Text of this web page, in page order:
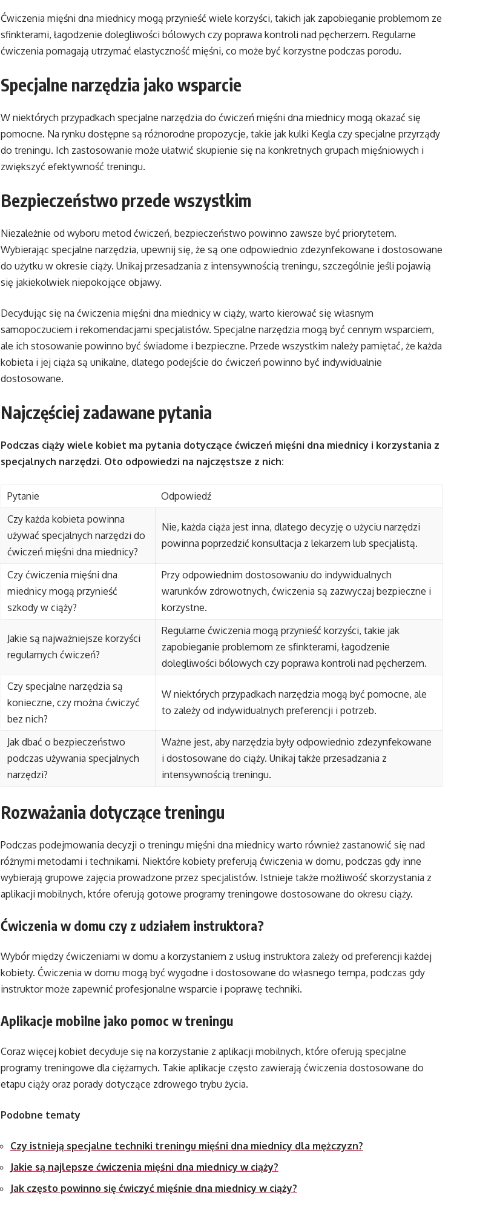
Ćwiczenia mięśni dna miednicy mogą przynieść wiele korzyści, takich jak zapobieganie problemom ze
sfinkterami, łagodzenie dolegliwości bólowych czy poprawa kontroli nad pęcherzem. Regularne
ćwiczenia pomagają utrzymać elastyczność mięśni, co może być korzystne podczas porodu.
Specjalne narzędzia jako wsparcie
W niektórych przypadkach specjalne narzędzia do ćwiczeń mięśni dna miednicy mogą okazać się
pomocne. Na rynku dostępne są różnorodne propozycje, takie jak kulki Kegla czy specjalne przyrządy
do treningu. Ich zastosowanie może ułatwić skupienie się na konkretnych grupach mięśniowych i
zwiększyć efektywność treningu.
Bezpieczeństwo przede wszystkim
Niezależnie od wyboru metod ćwiczeń, bezpieczeństwo powinno zawsze być priorytetem.
Wybierając specjalne narzędzia, upewnij się, że są one odpowiednio zdezynfekowane i dostosowane
do użytku w okresie ciąży. Unikaj przesadzania z intensywnością treningu, szczególnie jeśli pojawią
się jakiekolwiek niepokojące objawy.
Decydując się na ćwiczenia mięśni dna miednicy w ciąży, warto kierować się własnym
samopoczuciem i rekomendacjami specjalistów. Specjalne narzędzia mogą być cennym wsparciem,
ale ich stosowanie powinno być świadome i bezpieczne. Przede wszystkim należy pamiętać, że każda
kobieta i jej ciąża są unikalne, dlatego podejście do ćwiczeń powinno być indywidualnie
dostosowane.
Najczęściej zadawane pytania
Podczas ciąży wiele kobiet ma pytania dotyczące ćwiczeń mięśni dna miednicy i korzystania z
specjalnych narzędzi. Oto odpowiedzi na najczęstsze z nich:
Pytanie
Odpowiedź
Czy każda kobieta powinna
używać specjalnych narzędzi do
ćwiczeń mięśni dna miednicy?
Nie, każda ciąża jest inna, dlatego decyzję o użyciu narzędzi
powinna poprzedzić konsultacja z lekarzem lub specjalistą.
Czy ćwiczenia mięśni dna
miednicy mogą przynieść
szkody w ciąży?
Przy odpowiednim dostosowaniu do indywidualnych
warunków zdrowotnych, ćwiczenia są zazwyczaj bezpieczne i
korzystne.
Jakie są najważniejsze korzyści
regularnych ćwiczeń?
Regularne ćwiczenia mogą przynieść korzyści, takie jak
zapobieganie problemom ze sfinkterami, łagodzenie
dolegliwości bólowych czy poprawa kontroli nad pęcherzem.
Czy specjalne narzędzia są
konieczne, czy można ćwiczyć
bez nich?
W niektórych przypadkach narzędzia mogą być pomocne, ale
to zależy od indywidualnych preferencji i potrzeb.
Jak dbać o bezpieczeństwo
podczas używania specjalnych
narzędzi?
Ważne jest, aby narzędzia były odpowiednio zdezynfekowane
i dostosowane do ciąży. Unikaj także przesadzania z
intensywnością treningu.
Rozważania dotyczące treningu
Podczas podejmowania decyzji o treningu mięśni dna miednicy warto również zastanowić się nad
różnymi metodami i technikami. Niektóre kobiety preferują ćwiczenia w domu, podczas gdy inne
wybierają grupowe zajęcia prowadzone przez specjalistów. Istnieje także możliwość skorzystania z
aplikacji mobilnych, które oferują gotowe programy treningowe dostosowane do okresu ciąży.
Ćwiczenia w domu czy z udziałem instruktora?
Wybór między ćwiczeniami w domu a korzystaniem z usług instruktora zależy od preferencji każdej
kobiety. Ćwiczenia w domu mogą być wygodne i dostosowane do własnego tempa, podczas gdy
instruktor może zapewnić profesjonalne wsparcie i poprawę techniki.
Aplikacje mobilne jako pomoc w treningu
Coraz więcej kobiet decyduje się na korzystanie z aplikacji mobilnych, które oferują specjalne
programy treningowe dla ciężarnych. Takie aplikacje często zawierają ćwiczenia dostosowane do
etapu ciąży oraz porady dotyczące zdrowego trybu życia.
Podobne tematy
Czy istnieją specjalne techniki treningu mięśni dna miednicy dla mężczyzn?
Jakie są najlepsze ćwiczenia mięśni dna miednicy w ciąży?
Jak często powinno się ćwiczyć mięśnie dna miednicy w ciąży?